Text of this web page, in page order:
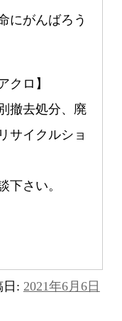
にがんばろう
クロ】
撤去処分、廃
サイクルショ
下さい。
日: 2021年6月6日